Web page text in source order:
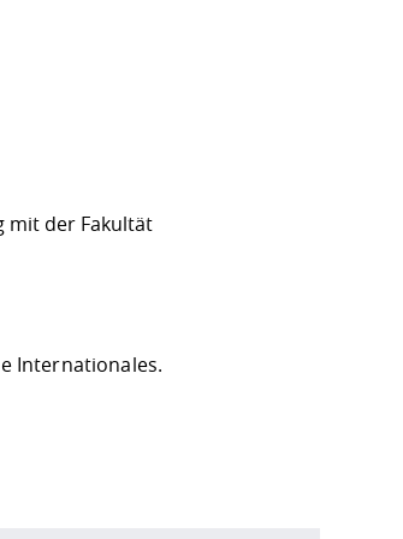
mit der Fakultät
Internationales.